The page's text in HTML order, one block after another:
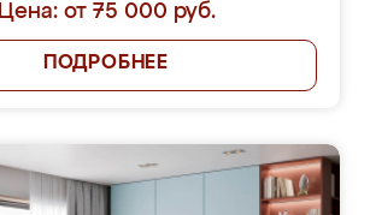
Цена: от 75 000 руб.
ПОДРОБНЕЕ